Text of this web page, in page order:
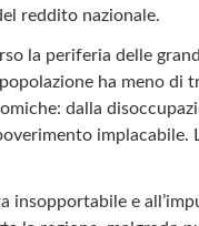
reddito nazionale.
la periferia delle
ha meno di
dalla
implacabile.
insopportabile e